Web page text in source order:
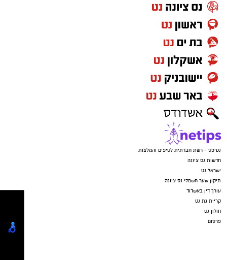
נטיפס - רשת חברתית לטיפים והמלצות
חדשות נס ציונה
ישראל נט
תיקון שער חשמלי נס ציונה
עורך דין באשדוד
קריית גת נט
חולון נט
פרסום